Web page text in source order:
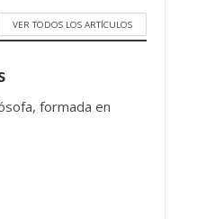
VER TODOS LOS ARTÍCULOS
formada en